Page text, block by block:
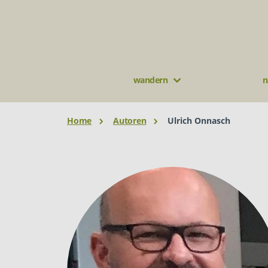
wandern
Home Autoren Ulrich Onnasch